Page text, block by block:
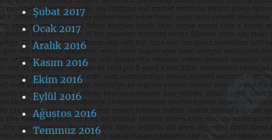
Şubat 2017
Ocak 2017
Aralık 2016
Kasım 2016
Ekim 2016
Eylül 2016
Ağustos 2016
Temmuz 2016